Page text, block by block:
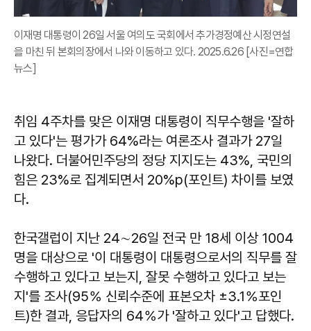
이재명 대통령이 26일 서울 여의도 국회에서 추가경정예산 시정연설
을 마친 뒤 본회의장에서 나와 이동하고 있다. 2025.6.26 [사진=연합
뉴스]
취임 4주차를 맞은 이재명 대통령이 직무수행을 '잘하
고 있다'는 평가가 64%라는 여론조사 결과가 27일
나왔다. 더불어민주당의 정당 지지도는 43%, 국민의
힘은 23%로 집계되면서 20%p(포인트) 차이를 보였
다.
한국갤럽이 지난 24∼26일 전국 만 18세 이상 1004
명을 대상으로 '이 대통령이 대통령으로서의 직무를 잘
수행하고 있다고 보는지, 잘못 수행하고 있다고 보는
지'를 조사(95％ 신뢰수준에 표본오차 ±3.1％포인
트)한 결과, 응답자의 64％가 '잘하고 있다'고 답했다.